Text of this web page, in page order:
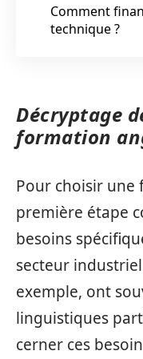
Comment
technique ?
Décryptage
formation
Pour choisir une
première étape
besoins
secteur
exemple, ont
linguistiques
cerner ces